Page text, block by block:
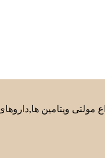
مولتی ویتامین